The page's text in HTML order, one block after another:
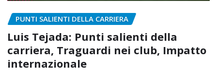
PUNTI SALIENTI DELLA CARRIERA
Luis Tejada: Punti salienti della
carriera, Traguardi nei club, Impatto
internazionale